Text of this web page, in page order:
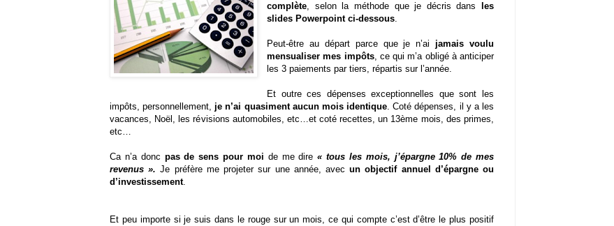
complète, selon la méthode que je décris dans
les
slides Powerpoint ci-dessous.
Peut-être au départ parce que je n’ai jamais voulu
mensualiser mes impôts, ce qui m’a obligé à anticiper
les 3 paiements par tiers, répartis sur l’année.
Et outre ces dépenses exceptionnelles que sont les
impôts, personnellement, je n’ai quasiment aucun mois identique. Coté dépenses, il y a les
vacances, Noël, les révisions automobiles, etc…et coté recettes, un 13ème mois, des primes,
etc…
Ca n’a donc pas de sens pour moi de me dire« tous les mois, j’épargne 10% de mes
revenus ». Je préfère me projeter sur une année, avecun objectif annuel d’épargne ou
d’investissement.
Et peu importe si je suis dans le rouge sur un mois, ce qui compte c’est d’être le plus positif